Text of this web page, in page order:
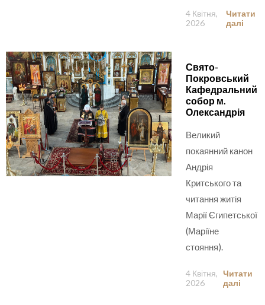
4 Квітня,
2026
Читати
далі
Свято-
Покровський
Кафедральний
собор м.
Олександрія
Великий
покаянний канон
Андрія
Критського та
читання житія
Марії Єгипетської
(Маріїне
стояння).
4 Квітня,
2026
Читати
далі